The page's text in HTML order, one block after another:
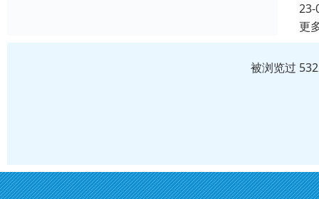
23-
更
被浏览过